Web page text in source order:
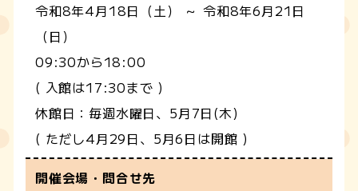
令和8年4月18日（土） ～ 令和8年6月21日
（日）
09:30から18:00
( 入館は17:30まで )
休館日：毎週水曜日、5月7日(木)
( ただし4月29日、5月6日は開館 )
開催会場・問合せ先